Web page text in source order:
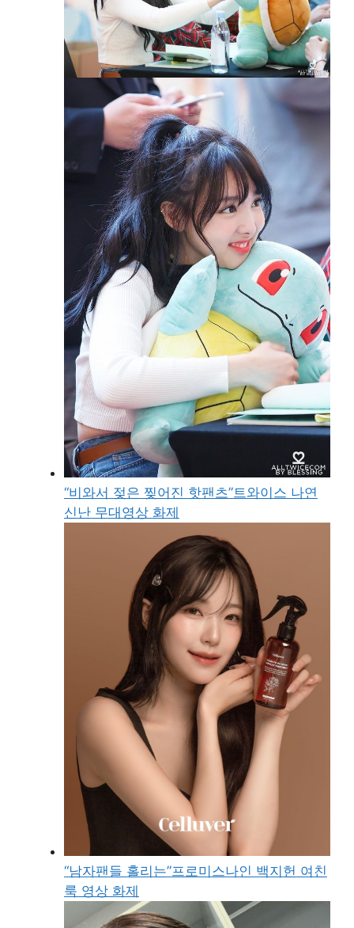
“비와서 젖은 찢어진 핫팬츠”트와이스 나연
신난 무대영상 화제
“남자팬들 홀리는”프로미스나인 백지헌 여친
룩 영상 화제